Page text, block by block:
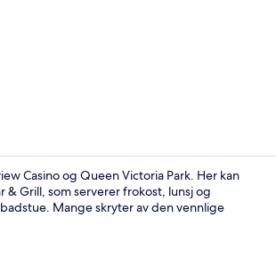
Casino og Queen Victoria Park. Her kan
Grill, som serverer frokost, lunsj og
Mange skryter av den vennlige